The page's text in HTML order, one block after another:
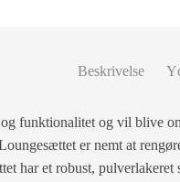
Beskrivelse
funktionalitet og vil blive
er nemt at
har et robust,